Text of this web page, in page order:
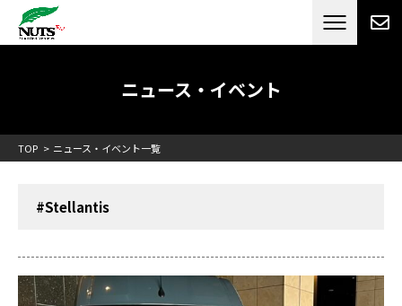
日本最大級のキャンピングカーメーカー
RV[テレビCM放送]
ニュース・イベント
TOP ニュース・イベント一覧
#Stellantis